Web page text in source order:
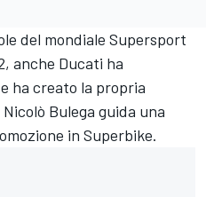
del mondiale Supersport
anche Ducati ha
ha creato la propria
Bulega guida una
in Superbike.